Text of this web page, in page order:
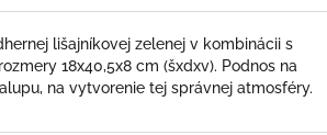
lišajníkovej zelenej v kombinácii s
18x40,5x8 cm (šxdxv). Podnos na
na vytvorenie tej správnej atmosféry.